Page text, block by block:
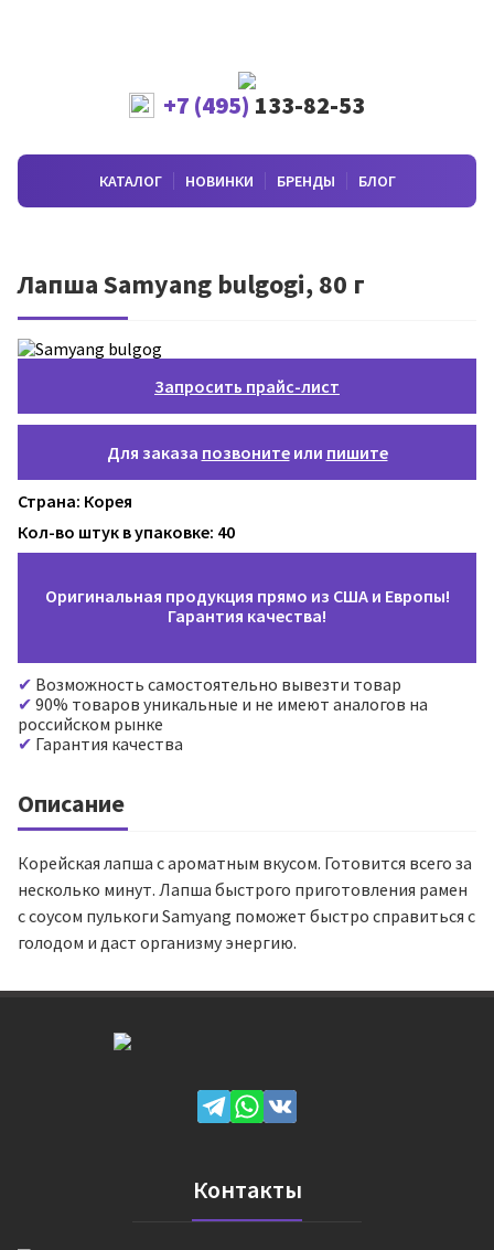
+7 (495) 133-82-53
КАТАЛОГ НОВИНКИ БРЕНДЫ БЛОГ
Лапша Samyang bulgogi, 80 г
Запросить прайс-лист
Для заказа позвонитеили пишите
Страна: Корея
Кол-во штук в упаковке: 40
Оригинальная продукция прямо из США и Европы!
Гарантия качества!
Возможность самостоятельно вывезти товар
90% товаров уникальные и не имеют аналогов на
российском рынке
Гарантия качества
Описание
Корейская лапша с ароматным вкусом. Готовится всего за
несколько минут. Лапша быстрого приготовления рамен
с соусом пулькоги Samyang поможет быстро справиться с
голодом и даст организму энергию.
Контакты